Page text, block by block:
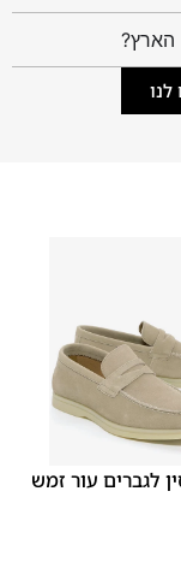
הארץ?
42
43
לגברים עור זמש